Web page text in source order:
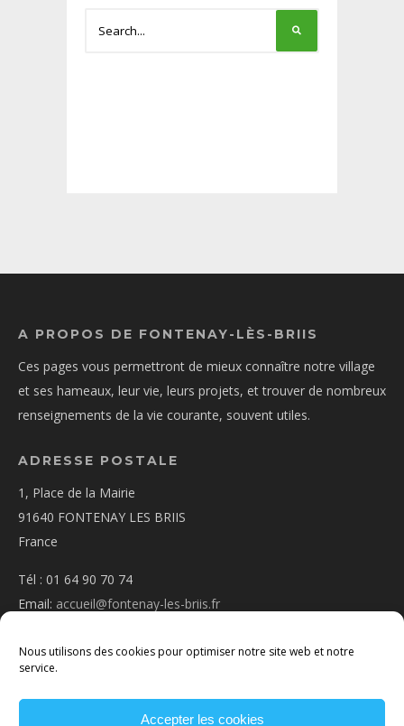
Nous utilisons des cookies pour optimiser notre site web et notre
service.
Accepter les cookies
A PROPOS DE FONTENAY-LÈS-BRIIS
Ces pages vous permettront de mieux connaître notre village
et ses hameaux, leur vie, leurs projets, et trouver de nombreux
renseignements de la vie courante, souvent utiles.
ADRESSE POSTALE
1, Place de la Mairie
91640 FONTENAY LES BRIIS
France
Tél : 01 64 90 70 74
Email: accueil@fontenay-les-briis.fr
NOUS CONTACTER